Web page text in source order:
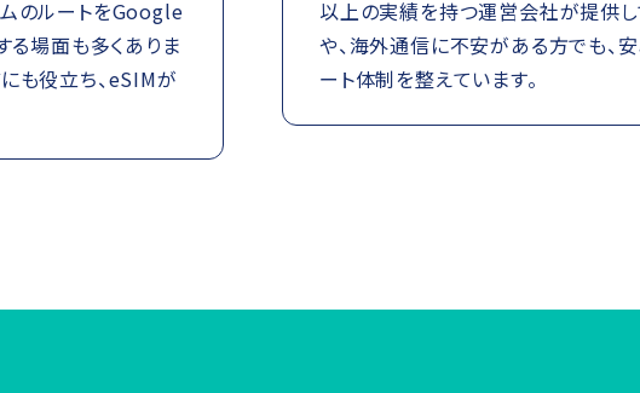
のルートをGoogle
る場面も多くありま
も役立ち、eSIMが
以上の実績を持つ運営会社が提供
や、海外通信に不安がある方でも、
ート体制を整えています。